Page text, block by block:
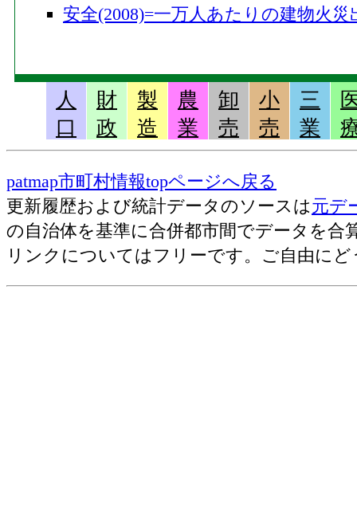
安全(2008)=一万人あたりの建物火災
人
口
財
政
製
造
農
業
卸
売
小
売
三
業
patmap市町村情報topページへ戻る
更新履歴および統計データのソースは元デ
の自治体を基準に合併都市間でデータを合
リンクについてはフリーです。ご自由にど